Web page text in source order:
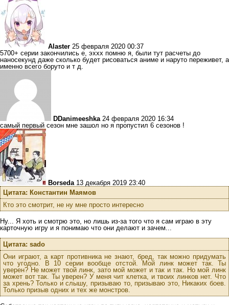
Alaster 25 февраля 2020 00:37
5700+ серии закончились е, эххх помню я, были тут расчеты до
наносекунд даже сколько будет рисоваться аниме и наруто переживет, а
именно всего боруто и т д.
DDanimeeshka 24 февраля 2020 16:34
самый первый сезон мне зашол но я пропустил 6 сезонов !
Borseda 13 декабря 2019 23:40
Цитата: Константин Маямов
Кто это смотрит, не ну мне просто интересно
Ну... Я хоть и смотрю это, но лишь из-за того что я сам играю в эту
карточную игру и я понимаю что они делают и зачем...
Цитата: sado
Они играют, а карт противника не знают, бред, так можно придумать
что угодно. В 10 серии вообще отстой. Мой линк может так. Ты
уверен? Не может твой линк, зато мой может и так и так. Но мой линк
может вот так. Ты уверен? У меня чит клетка, и твоих линков нет. Что
за хрень? Только и слышу, призываю то, призываю это, Никаких боев.
Только призыв одних и тех же монстров.